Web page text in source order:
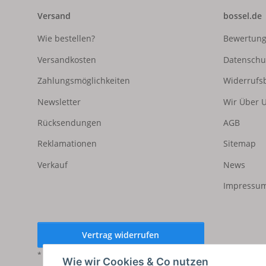
Wie wir Cookies & Co nutzen
Versand
Wie bestellen?
Versandkosten
Zahlungsmöglichkeiten
Newsletter
Rücksendungen
Reklamationen
Verkauf
bossel.de
Wir Über
AGB
Sitemap
News
Vertrag widerrufen
* Alle Preise inkl. gesetzlicher USt., zzgl.